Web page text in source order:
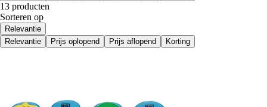
13 producten
Sorteren op
Relevantie
Relevantie
Prijs oplopend Prijs aflopend Korting